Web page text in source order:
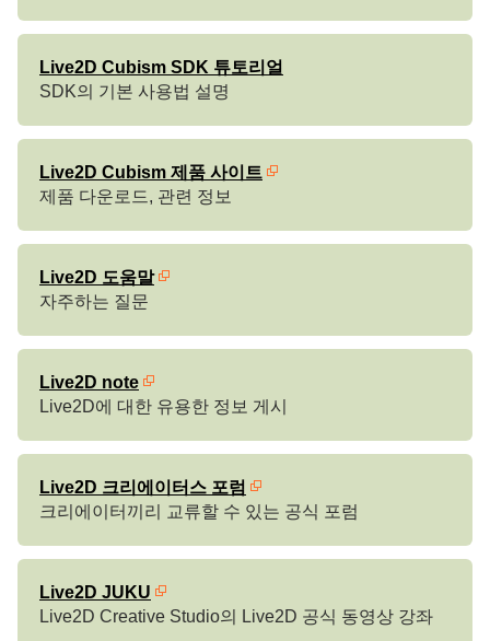
Live2D Cubism SDK 튜토리얼
SDK의 기본 사용법 설명
Live2D Cubism 제품 사이트
제품 다운로드, 관련 정보
Live2D 도움말
자주하는 질문
Live2D note
Live2D에 대한 유용한 정보 게시
Live2D 크리에이터스 포럼
크리에이터끼리 교류할 수 있는 공식 포럼
Live2D JUKU
Live2D Creative Studio의 Live2D 공식 동영상 강좌